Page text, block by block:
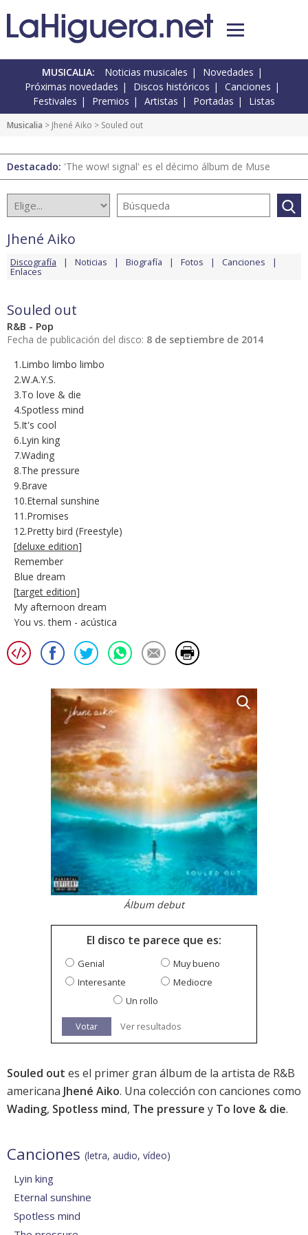
MUSICALIA: Noticias musicales
Novedades
Próximas novedades
Discos históricos
Canciones
Festivales
Premios Artistas Portadas Listas
Musicalia > Jhené Aiko > Souled out
Destacado: 'The wow! signal' es el décimo álbum de Muse
Jhené Aiko
Discografía Noticias Biografía Fotos Canciones
Enlaces
Souled out
R&B - Pop
Fecha de publicación del disco: 8 de septiembre de 2014
1.Limbo limbo limbo
2.W.A.Y.S.
3.To love & die
4.Spotless mind
5.It's cool
6.Lyin king
7.Wading
8.The pressure
9.Brave
10.Eternal sunshine
11.Promises
12.Pretty bird (Freestyle)
[deluxe edition]
Remember
Blue dream
[target edition]
My afternoon dream
You vs. them - acústica
Álbum debut
El disco te parece que es:
Genial
Muy bueno
Interesante
Mediocre
Un rollo
Votar Ver resultados
Souled out es el primer gran álbum de la artista de R&B
americana Jhené Aiko. Una colección con canciones como
Wading, Spotless mind, The pressure y To love & die.
Canciones (letra, audio, vídeo)
Lyin king
Eternal sunshine
Spotless mind